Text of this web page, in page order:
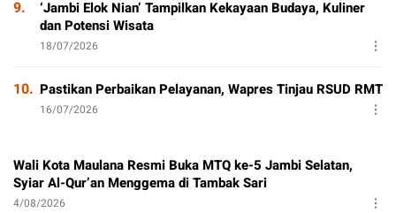
9.
‘Jambi Elok Nian’ Tampilkan Kekayaan Budaya, Kuliner
dan Potensi Wisata
18/07/2026
10. Pastikan Perbaikan Pelayanan, Wapres Tinjau RSUD RMT
16/07/2026
Wali Kota Maulana Resmi Buka MTQ ke-5 Jambi Selatan,
Syiar Al-Qur’an Menggema di Tambak Sari
4/08/2026